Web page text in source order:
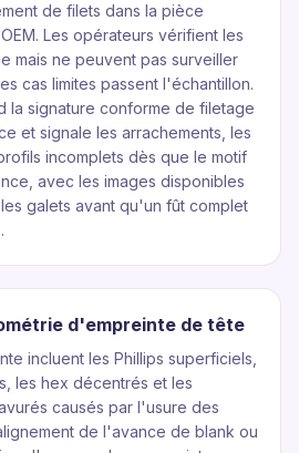
de filets dans la pièce
Les opérateurs vérifient les
mais ne peuvent pas surveiller
cas limites passent l'échantillon.
la signature conforme de filetage
et signale les arrachements, les
incomplets dès que le motif
avec les images disponibles
galets avant qu'un fût complet
d'empreinte de tête
incluent les Phillips superficiels,
les hex décentrés et les
causés par l'usure des
de l'avance de blank ou